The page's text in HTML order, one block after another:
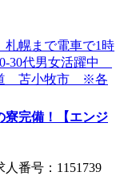
寮完備！【エンジ
番号：1151739